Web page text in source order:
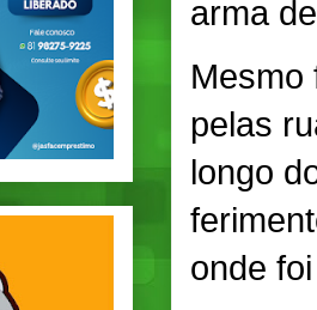
arma
Mesmo
pelas
longo
onde